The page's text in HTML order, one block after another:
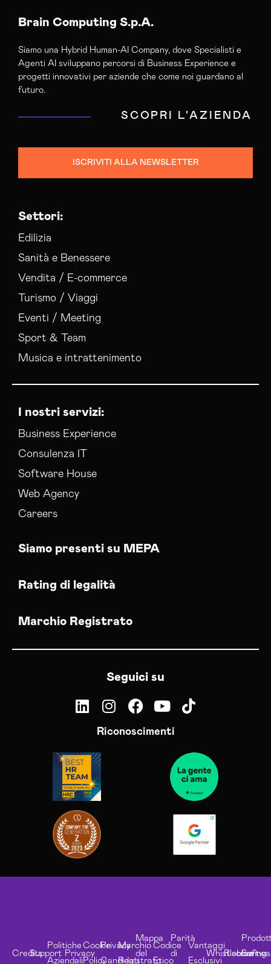
Brain Computing S.p.A.
Siamo una Hybrid Human-AI Company, dove Specialisti e
Agenti AI sviluppano percorsi di Business Experience e
progetti innovativi per aziende che come noi guardano al
futuro.
SCOPRI L'AZIENDA
ISCRIVITI ALLA NEWSLETTER
Settori:
Edilizia
Sanità e Benessere
Vendita / E-commerce
Turismo / Viaggi
Eventi / Meeting
Sport & Team
Musica e intrattenimento
I nostri servizi:
Business Experience
Consulenza IT
Software House
Web Agency
Careers
Siamo presenti su MEPA
Rating di legalità
Marchio Registrato
Seguici su
Riconoscimenti
CreditsSupport
Politiche
Aziendali
Privacy
Cookie
Policy
Privacy
Candidati
Marchio
Registrato
Mappa
del
Codice
Etico
Parità
di
Vantaggi
Esclusivi
Whistleblowing
Risorse